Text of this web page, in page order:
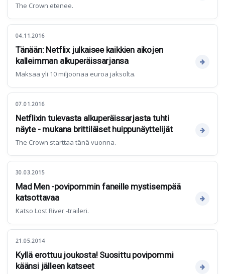
The Crown etenee.
04.11.2016
Tänään: Netflix julkaisee kaikkien aikojen
kalleimman alkuperäissarjansa
Maksaa yli 10 miljoonaa euroa jaksolta.
07.01.2016
Netflixin tulevasta alkuperäissarjasta tuhti
näyte - mukana brittiläiset huippunäyttelijät
The Crown starttaa tänä vuonna.
30.03.2015
Mad Men -povipommin faneille mystisempää
katsottavaa
Katso Lost River -traileri.
21.05.2014
Kyllä erottuu joukosta! Suosittu povipommi
käänsi jälleen katseet